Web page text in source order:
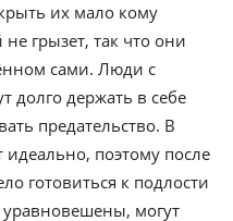
их мало кому
не грызет, так что они
сами. Люди с
долго держать в себе
предательство. В
поэтому после
готовиться к подлости
могут